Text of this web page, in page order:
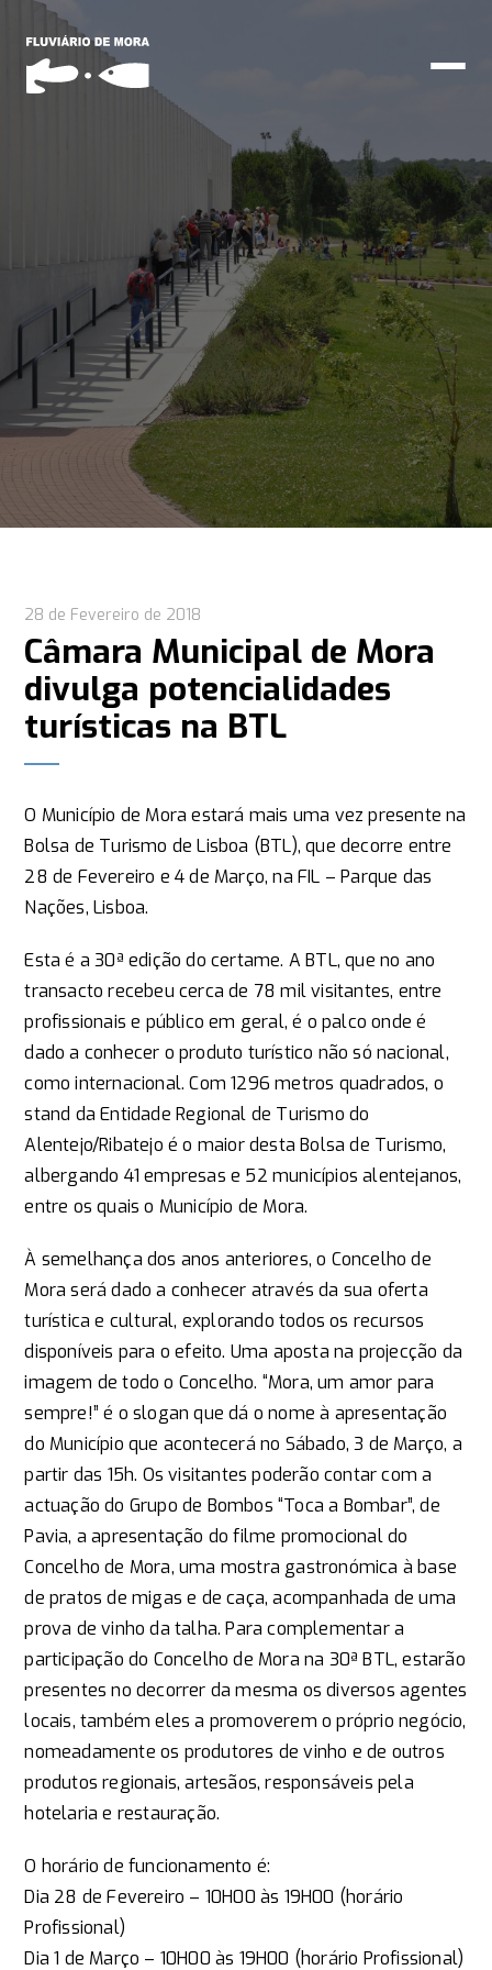
28 de Fevereiro de 2018
Câmara Municipal de Mora
divulga potencialidades
turísticas na BTL
O Município de Mora estará mais uma vez presente na
Bolsa de Turismo de Lisboa (BTL), que decorre entre
28 de Fevereiro e 4 de Março, na FIL – Parque das
Nações, Lisboa.
Esta é a 30ª edição do certame. A BTL, que no ano
transacto recebeu cerca de 78 mil visitantes, entre
profissionais e público em geral, é o palco onde é
dado a conhecer o produto turístico não só nacional,
como internacional. Com 1296 metros quadrados, o
stand da Entidade Regional de Turismo do
Alentejo/Ribatejo é o maior desta Bolsa de Turismo,
albergando 41 empresas e 52 municípios alentejanos,
entre os quais o Município de Mora.
À semelhança dos anos anteriores, o Concelho de
Mora será dado a conhecer através da sua oferta
turística e cultural, explorando todos os recursos
disponíveis para o efeito. Uma aposta na projecção da
imagem de todo o Concelho. “Mora, um amor para
sempre!” é o slogan que dá o nome à apresentação
do Município que acontecerá no Sábado, 3 de Março, a
partir das 15h. Os visitantes poderão contar com a
actuação do Grupo de Bombos “Toca a Bombar”, de
Pavia, a apresentação do filme promocional do
Concelho de Mora, uma mostra gastronómica à base
de pratos de migas e de caça, acompanhada de uma
prova de vinho da talha. Para complementar a
participação do Concelho de Mora na 30ª BTL, estarão
presentes no decorrer da mesma os diversos agentes
locais, também eles a promoverem o próprio negócio,
nomeadamente os produtores de vinho e de outros
produtos regionais, artesãos, responsáveis pela
hotelaria e restauração.
O horário de funcionamento é:
Dia 28 de Fevereiro – 10H00 às 19H00 (horário
Profissional)
Dia 1 de Março – 10H00 às 19H00 (horário Profissional)